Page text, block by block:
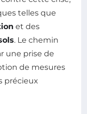
telles que
et des
. Le chemin
une prise de
de mesures
précieux